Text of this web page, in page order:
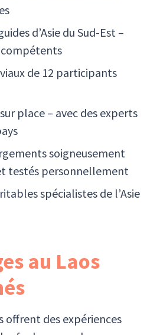
d’Asie du Sud-Est –
compétents
de 12 participants
place – avec des experts
soigneusement
testés personnellement
spécialistes de l’Asie
au Laos
offrent des expériences